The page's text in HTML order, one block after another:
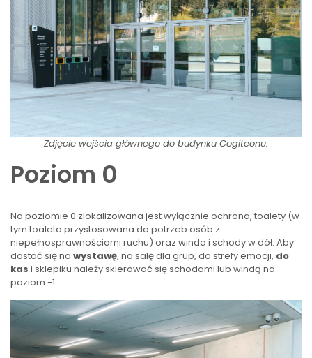
Zdjęcie wejścia głównego do budynku Cogiteonu.
Poziom 0
Na poziomie 0 zlokalizowana jest wyłącznie ochrona, toalety (w
tym toaleta przystosowana do potrzeb osób z
niepełnosprawnościami ruchu) oraz winda i schody w dół. Aby
dostać się na wystawę, na salę dla grup, do strefy emocji, do
kas i sklepiku należy skierować się schodami lub windą na
poziom -1.